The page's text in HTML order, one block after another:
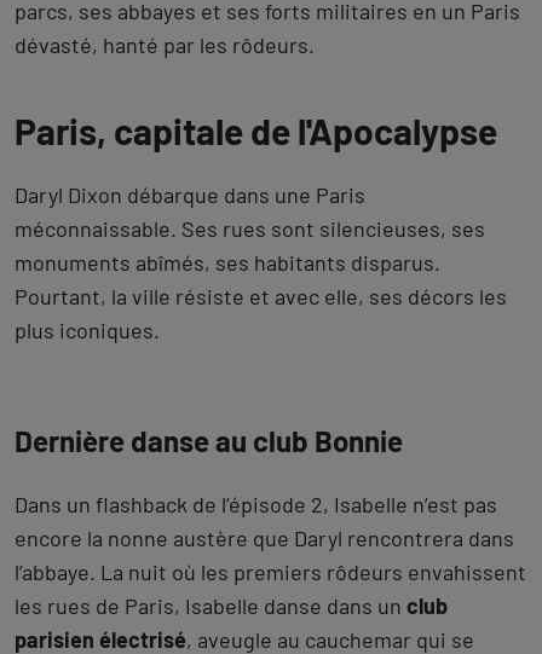
parcs, ses abbayes et ses forts militaires en un Paris
dévasté, hanté par les rôdeurs.
Paris, capitale de l'Apocalypse
Daryl Dixon débarque dans une Paris
méconnaissable. Ses rues sont silencieuses, ses
monuments abîmés, ses habitants disparus.
Pourtant, la ville résiste et avec elle, ses décors les
plus iconiques.
Dernière danse au club Bonnie
Dans un flashback de l’épisode 2, Isabelle n’est pas
encore la nonne austère que Daryl rencontrera dans
l’abbaye. La nuit où les premiers rôdeurs envahissent
les rues de Paris, Isabelle danse dans un club
parisien électrisé, aveugle au cauchemar qui se